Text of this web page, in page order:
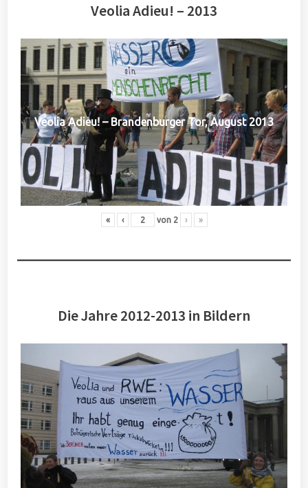
Veolia Adieu! – 2013
Veolia Adieu! – Brandenburger Tor, August 2013
« ‹ von 2 › »
Die Jahre 2012-2013 in Bildern